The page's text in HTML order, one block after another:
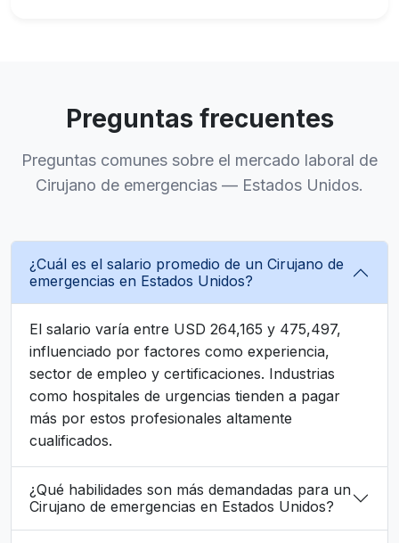
Preguntas frecuentes
Preguntas comunes sobre el mercado laboral de
Cirujano de emergencias — Estados Unidos.
¿Cuál es el salario promedio de un Cirujano de
emergencias en Estados Unidos?
El salario varía entre USD 264,165 y 475,497,
influenciado por factores como experiencia,
sector de empleo y certificaciones. Industrias
como hospitales de urgencias tienden a pagar
más por estos profesionales altamente
cualificados.
¿Qué habilidades son más demandadas para un
Cirujano de emergencias en Estados Unidos?